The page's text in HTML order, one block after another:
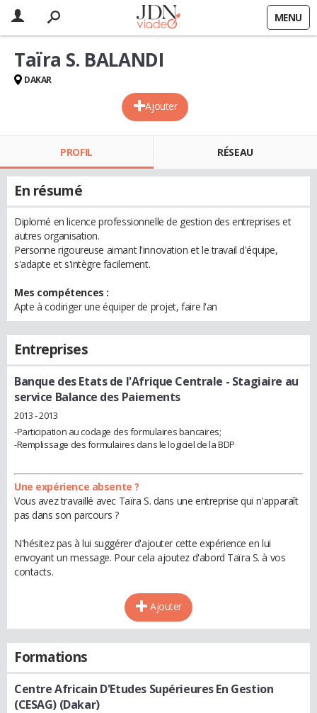
MENU
Ajouter
Taïra S. BALANDI
DAKAR
PROFIL RÉSEAU
En résumé
Diplomé en licence professionnelle de gestion des entreprises et
autres organisation.
Personne rigoureuse aimant l'innovation et le travail d'équipe,
s'adapte et s'intègre facilement.
Mes compétences :
Apte à codiriger une équiper de projet, faire l'an
Entreprises
Banque des Etats de l'Afrique Centrale - Stagiaire au
service Balance des Paiements
2013 - 2013
-Participation au codage des formulaires bancaires;
-Remplissage des formulaires dans le logiciel de la BDP
Une expérience absente ?
Vous avez travaillé avec Taïra S. dans une entreprise qui n'apparaît
pas dans son parcours ?
N'hésitez pas à lui suggérer d'ajouter cette expérience en lui
envoyant un message. Pour cela ajoutez d'abord Taïra S. à vos
contacts.
Ajouter
Formations
Centre Africain D'Etudes Supérieures En Gestion
(CESAG) (Dakar)